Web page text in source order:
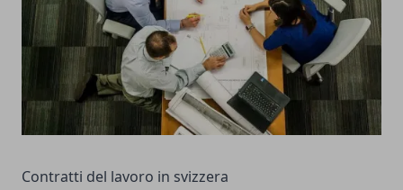
Contratti del lavoro in svizzera